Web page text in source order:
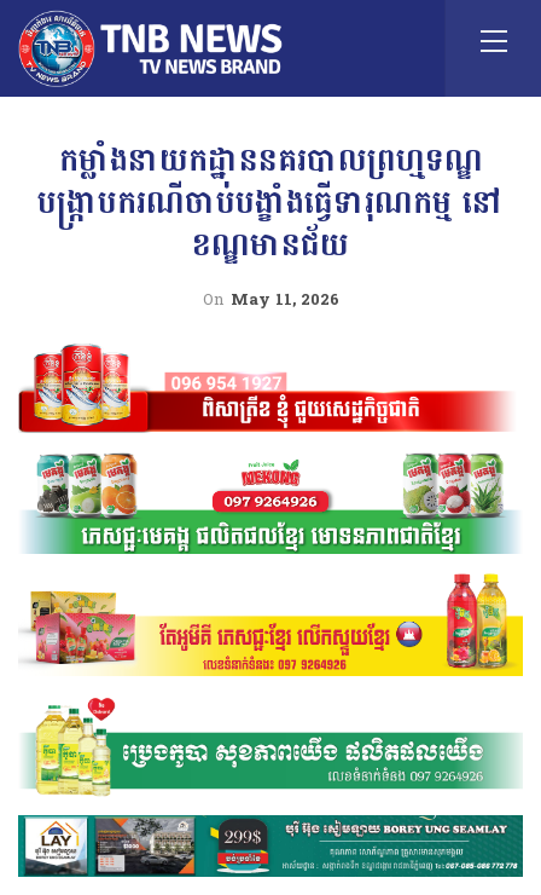
កម្លាំងនាយកដ្ឋាននគរបាលព្រហ្មទណ្ឌ
បង្ក្រាបករណីចាប់បង្ខាំងធ្វើទារុណកម្ម នៅ
ខណ្ឌមានជ័យ
On May 11, 2026